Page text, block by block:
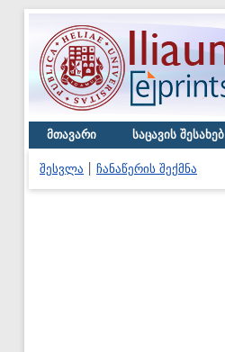
მთავარი საცავის შესახებ
შესვლა ჩანაწერის შექმნა